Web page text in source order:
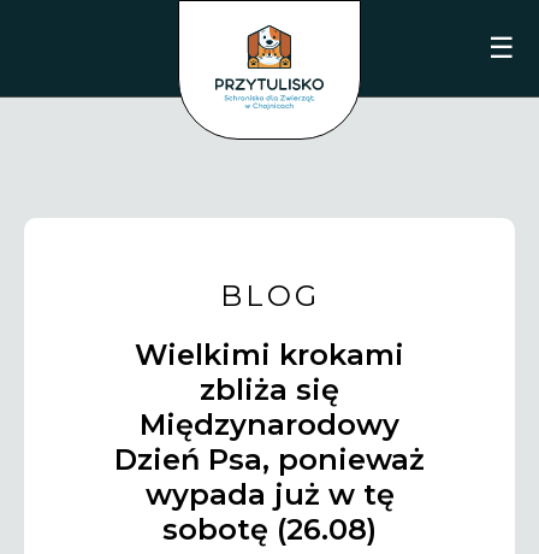
☰
BLOG
Wielkimi krokami
zbliża się
Międzynarodowy
Dzień Psa, ponieważ
wypada już w tę
sobotę (26.08)